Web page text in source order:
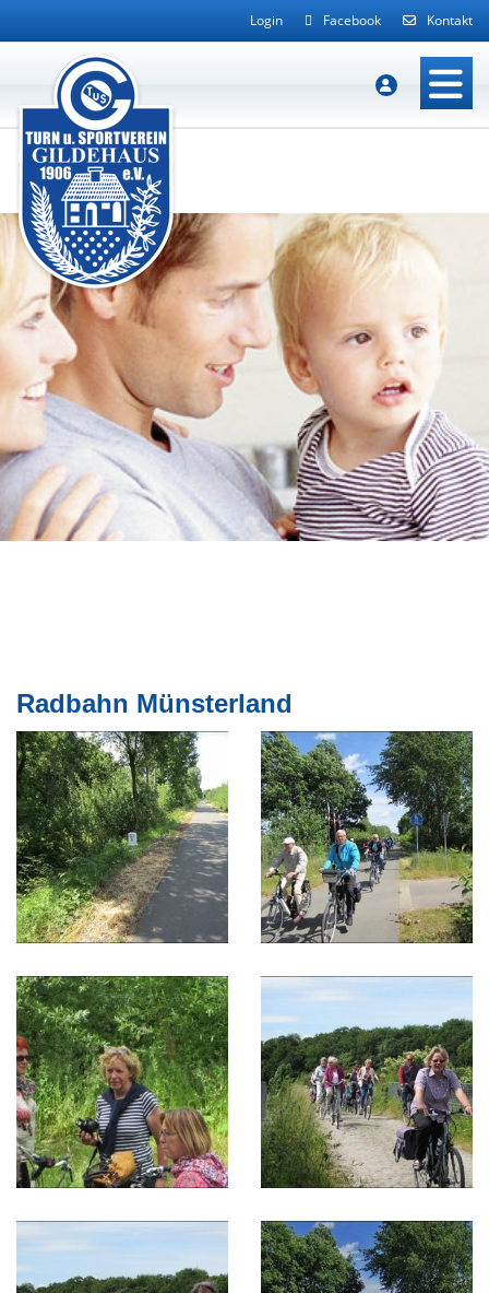
Login Facebook Kontakt
Radbahn Münsterland